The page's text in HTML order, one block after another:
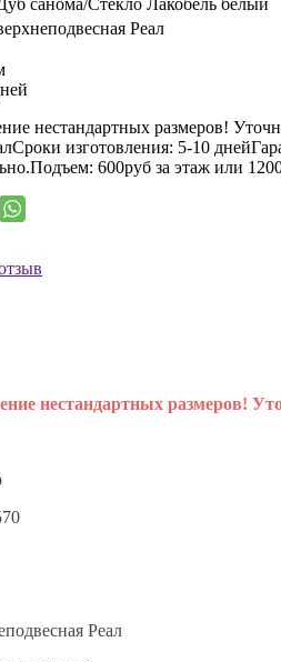
санома/Стекло Лакобель белый
Реал
нестандартных размеров!
изготовления: 5-10
600руб за этаж или
нестандартных размеров!
Реал